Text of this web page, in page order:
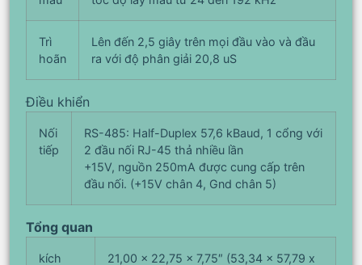
Trì
hoãn
Lên đến 2,5 giây trên mọi đầu vào và đầu
ra với độ phân giải 20,8 uS
Điều khiển
Nối
tiếp
RS-485: Half-Duplex 57,6 kBaud, 1 cổng với
2 đầu nối RJ-45 thả nhiều lần
+15V, nguồn 250mA được cung cấp trên
đầu nối. (+15V chân 4, Gnd chân 5)
Tổng quan
kích
21,00 x 22,75 x 7,75″ (53,34 x 57,79 x